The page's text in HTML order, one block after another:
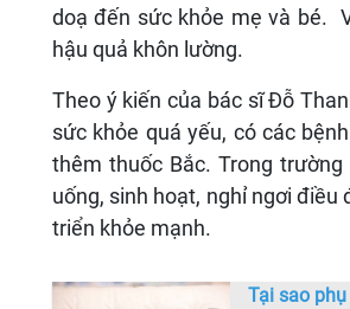
doạ đến sức khỏe mẹ và bé.
hậu quả khôn lường.
Theo ý kiến của bác sĩ Đỗ
sức khỏe quá yếu, có các
thêm thuốc Bắc. Trong
uống, sinh hoạt, nghỉ ngơi
triển khỏe mạnh.
Tại sao